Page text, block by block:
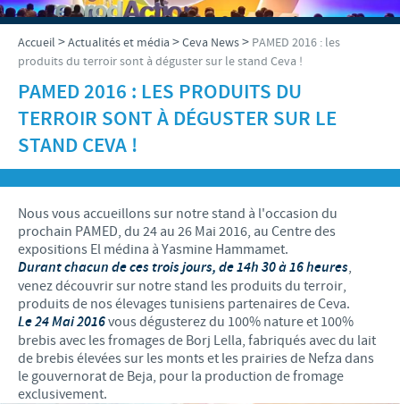
Ceva dans le monde
Ceva Santé Animale Tunisie
Production
Recherche et développement
Nos valeurs
Notre mission
Notre histoire
LE PROGRAMME ETHIQUE ET CONFORMITÉ DU
GROUPE CEVA
SYSTÈME D'ALERTE
Volailles
Ovins - Caprins
Bovins
Animaux de Compagnie
ACTUALITÉS ET MÉDIA
Ceva News
ACTUS
Nos vidéos
RESPONSABILITÉS
Importance de la responsabilité
Contributions
Programmes de soutien internationaux
Partenariats scientifiques
Partenariats professionnels
Programmes terrain
OFFRES D'EMPLOI
Nos principaux métiers
Processus de recrutement
Votre développement personnel
Espace étudiant
BLUE LINKS
Privilèges Blue links
S'inscrire
CONTACT
Accueil >Actualités et média>Ceva News> PAMED 2016 : les
produits du terroir sont à déguster sur le stand Ceva !
PAMED 2016 : LES PRODUITS DU
TERROIR SONT À DÉGUSTER SUR LE
STAND CEVA !
Nous vous accueillons sur notre stand à l'occasion du
prochain PAMED, du 24 au 26 Mai 2016, au Centre des
expositions El médina à Yasmine Hammamet.
Durant chacun de ces trois jours, de 14h 30 à 16 heures,
venez découvrir sur notre stand les produits du terroir,
produits de nos élevages tunisiens partenaires de Ceva.
Le 24 Mai 2016vous dégusterez du 100% nature et 100%
brebis avec les fromages de Borj Lella, fabriqués avec du lait
de brebis élevées sur les monts et les prairies de Nefza dans
le gouvernorat de Beja, pour la production de fromage
exclusivement.